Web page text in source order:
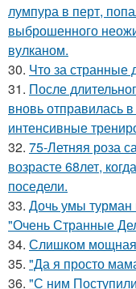
лумпура в перт,
выброшенного
вулканом.
30. Что за странные
31. После
вновь отправилась
интенсивные
32. 75-Летняя роза
возрасте 68лет,
поседели.
33. Дочь умы турман
"Очень Странные
34. Слишком мощная
35. "Да я просто
36. "С ним